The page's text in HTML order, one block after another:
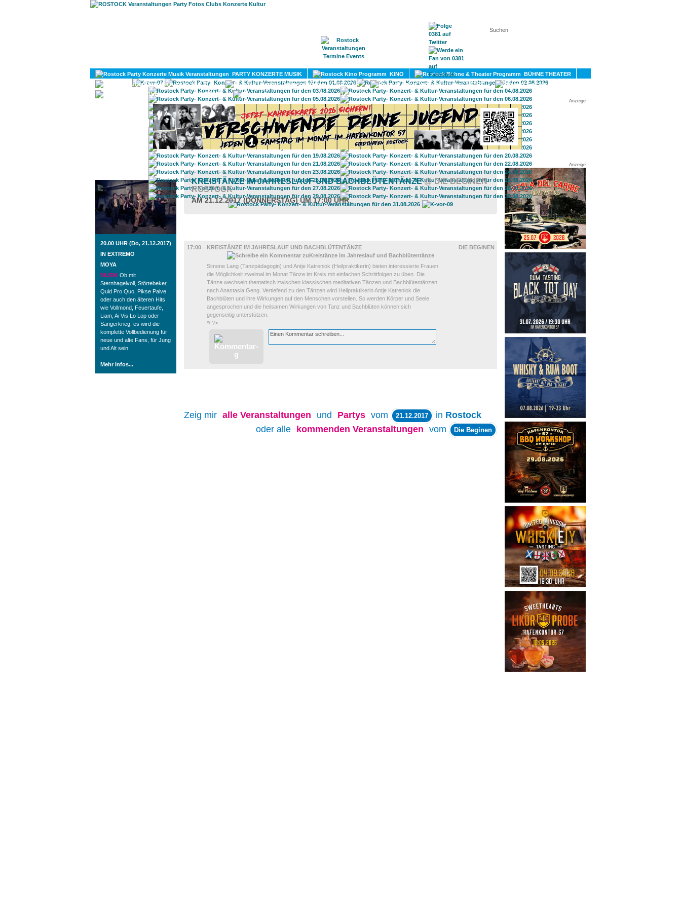
KONTAKT
PARTY KONZERTE MUSIK KINO
BÜHNE THEATER
KULTUR
LITERATUR SPORT
DIVERSES
UMLAND
Anzeige
ROSTOCK TAGESTIPP
20.00 UHR (Do, 21.12.2017)
IN EXTREMO
MOYA
MUSIK Ob mit
Sternhagelvoll, Störtebeker,
Quid Pro Quo, Pikse Palve
oder auch den älteren Hits
wie Vollmond, Feuertaufe,
Liam, Ai Vis Lo Lop oder
Sängerkrieg: es wird die
komplette Vollbedienung für
neue und alte Fans, für Jung
und Alt sein.
Mehr Infos...
Anzeige
KREISTÄNZE IM JAHRESLAUF UND BACHBLÜTENTÄNZE@ DIE BEGINEN
ROSTOCK
AM 21.12.2017 (DONNERSTAG) UM 17:00 UHR
17:00
KREISTÄNZE IM JAHRESLAUF UND BACHBLÜTENTÄNZE DIE BEGINEN
Simone Lang (Tanzpädagogin) und Antje Katreniok (Heilpraktikerin) bieten interessierte Frauen
die Möglichkeit zweimal im Monat Tänze im Kreis mit einfachen Schrittfolgen zu üben. Die
Tänze wechseln thematisch zwischen klassischen meditativen Tänzen und Bachblütentänzen
nach Anastasia Geng. Vertiefend zu den Tänzen wird Heilpraktikerin Antje Katreniok die
Bachblüten und ihre Wirkungen auf den Menschen vorstellen. So werden Körper und Seele
angesprochen und die heilsamen Wirkungen von Tanz und Bachblüten können sich
gegenseitig unterstützen.
*/ ?>
Zeig mir alle Veranstaltungen und Partys vom 21.12.2017 in Rostock
oder alle
kommenden Veranstaltungen vom Die Beginen